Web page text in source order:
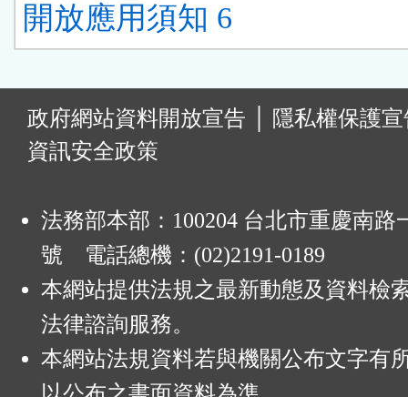
開放應用須知 6
政府網站資料開放宣告
隱私權保護
資訊安全政策
法務部本部：100204 台北市重慶南路
號 電話總機：(02)2191-0189
本網站提供法規之最新動態及資料檢
法律諮詢服務。
本網站法規資料若與機關公布文字有